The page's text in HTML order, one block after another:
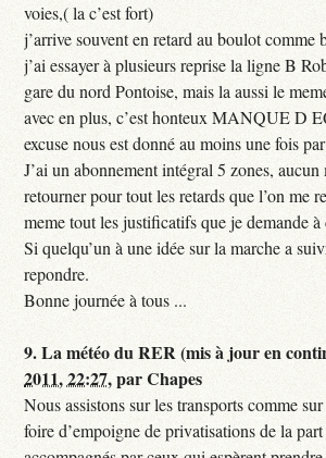
voies,( la c’est fort)
j’arrive souvent en retard au boulot comme
j’ai essayer à plusieurs reprise la ligne B
gare du nord Pontoise, mais la aussi le
avec en plus, c’est honteux MANQUE D
excuse nous est donné au moins une fois
J’ai un abonnement intégral 5 zones, aucun
retourner pour tout les retards que l’on me
meme tout les justificatifs que je demande à
Si quelqu’un à une idée sur la marche a
repondre.
Bonne journée à tous ...
9.La météo du RER (mis à jour en
2011, 22:27,parChapes
Nous assistons sur les transports comme
foire d’empoigne de privatisations de la